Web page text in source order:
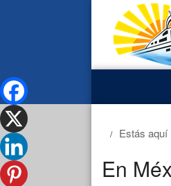
Estás aquí
En